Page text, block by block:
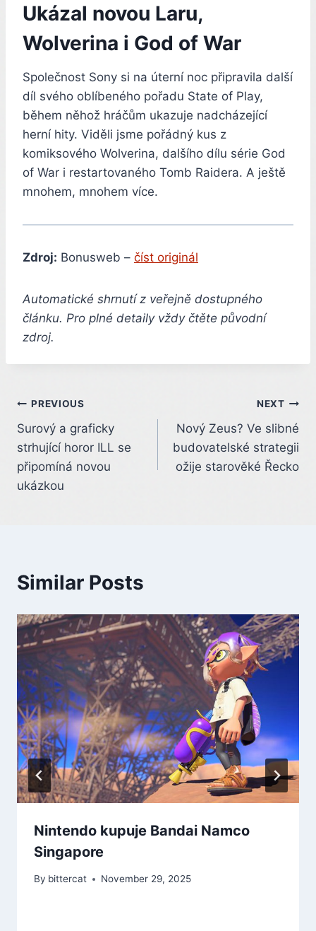
Ukázal novou Laru,
Wolverina i God of War
Společnost Sony si na úterní noc připravila další
díl svého oblíbeného pořadu State of Play,
během něhož hráčům ukazuje nadcházející
herní hity. Viděli jsme pořádný kus z
komiksového Wolverina, dalšího dílu série God
of War i restartovaného Tomb Raidera. A ještě
mnohem, mnohem více.
Zdroj: Bonusweb – číst originál
Automatické shrnutí z veřejně dostupného
článku. Pro plné detaily vždy čtěte původní
zdroj.
Post
navigation
PREVIOUS
Surový a graficky
strhující horor ILL se
připomíná novou
ukázkou
NEXT
Nový Zeus? Ve slibné
budovatelské strategii
ožije starověké Řecko
Similar Posts
Nintendo kupuje Bandai Namco
Singapore
By bittercat November 29, 2025